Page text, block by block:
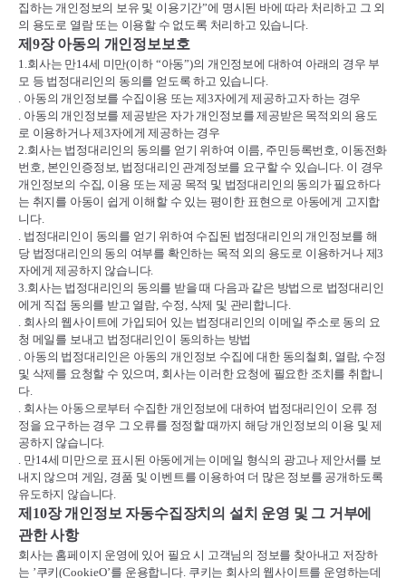
집하는 개인정보의 보유 및 이용기간”에 명시된 바에 따라 처리하고 그 외
의 용도로 열람 또는 이용할 수 없도록 처리하고 있습니다.
제 9장 아동의 개인정보보호
1.회사는 만14세 미만(이하 “아동”)의 개인정보에 대하여 아래의 경우 부
모 등 법정대리인의 동의를 얻도록 하고 있습니다.
. 아동의 개인정보를 수집이용 또는 제3자에게 제공하고자 하는 경우
. 아동의 개인정보를 제공받은 자가 개인정보를 제공받은 목적외의 용도
로 이용하거나 제3자에게 제공하는 경우
2.회사는 법정대리인의 동의를 얻기 위하여 이름, 주민등록번호, 이동전화
번호, 본인인증정보, 법정대리인 관계정보를 요구할 수 있습니다. 이 경우
개인정보의 수집, 이용 또는 제공 목적 및 법정대리인의 동의가 필요하다
는 취지를 아동이 쉽게 이해할 수 있는 평이한 표현으로 아동에게 고지합
니다.
. 법정대리인이 동의를 얻기 위하여 수집된 법정대리인의 개인정보를 해
당 법정대리인의 동의 여부를 확인하는 목적 외의 용도로 이용하거나 제3
자에게 제공하지 않습니다.
3.회사는 법정대리인의 동의를 받을 때 다음과 같은 방법으로 법정대리인
에게 직접 동의를 받고 열람, 수정, 삭제 및 관리합니다.
. 회사의 웹사이트에 가입되어 있는 법정대리인의 이메일 주소로 동의 요
청 메일를 보내고 법정대리인이 동의하는 방법
. 아동의 법정대리인은 아동의 개인정보 수집에 대한 동의철회, 열람, 수정
및 삭제를 요청할 수 있으며, 회사는 이러한 요청에 필요한 조치를 취합니
다.
. 회사는 아동으로부터 수집한 개인정보에 대하여 법정대리인이 오류 정
정을 요구하는 경우 그 오류를 정정할 때까지 해당 개인정보의 이용 및 제
공하지 않습니다.
. 만14세 미만으로 표시된 아동에게는 이메일 형식의 광고나 제안서를 보
내지 않으며 게임, 경품 및 이벤트를 이용하여 더 많은 정보를 공개하도록
유도하지 않습니다.
제 10장 개인정보 자동수집장치의 설치 운영 및 그 거부에
관한 사항
회사는 홈페이지 운영에 있어 필요 시 고객님의 정보를 찾아내고 저장하
는 ’쿠키(CookieO’를 운용합니다. 쿠키는 회사의 웹사이트를 운영하는데